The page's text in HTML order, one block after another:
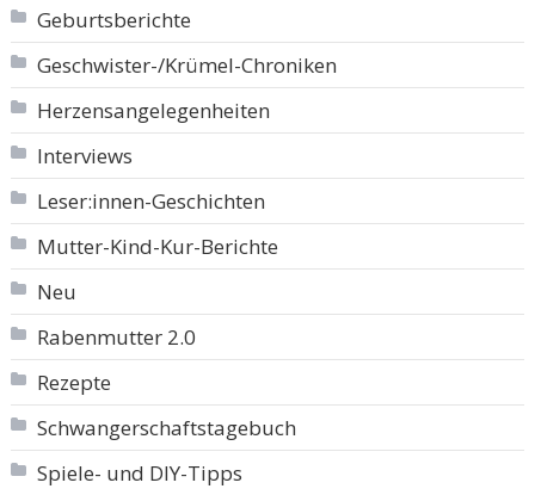
Geburtsberichte
Geschwister-/Krümel-Chroniken
Herzensangelegenheiten
Interviews
Leser:innen-Geschichten
Mutter-Kind-Kur-Berichte
Neu
Rabenmutter 2.0
Rezepte
Schwangerschaftstagebuch
Spiele- und DIY-Tipps